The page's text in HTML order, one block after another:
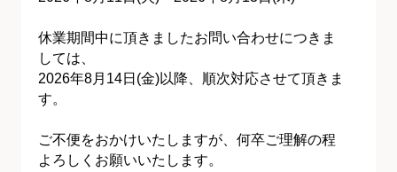
休業期間中に頂きましたお問い合わせにつきま
しては、
2026年8月14日(金)以降、順次対応させて頂きま
す。
ご不便をおかけいたしますが、何卒ご理解の程
よろしくお願いいたします。